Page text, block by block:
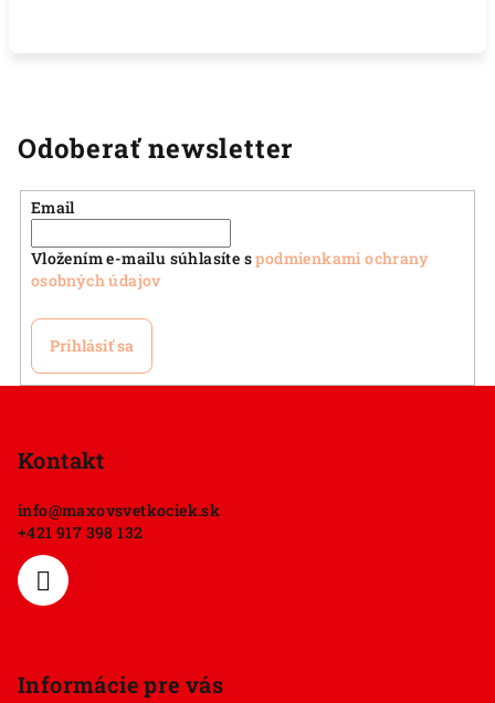
Odoberať newsletter
Email
Vložením e-mailu súhlasíte spodmienkami ochrany
osobných údajov
Prihlásiť sa
Kontakt
info@maxovsvetkociek.sk
+421 917 398 132
Informácie pre vás